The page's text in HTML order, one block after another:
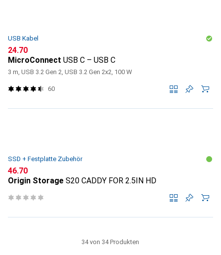
USB Kabel
CHF
24.70
MicroConnect USB C – USB C
3 m, USB 3.2 Gen 2, USB 3.2 Gen 2x2, 100 W
60
SSD + Festplatte Zubehör
CHF
46.70
Origin Storage S20 CADDY FOR 2.5IN HD
34 von 34 Produkten